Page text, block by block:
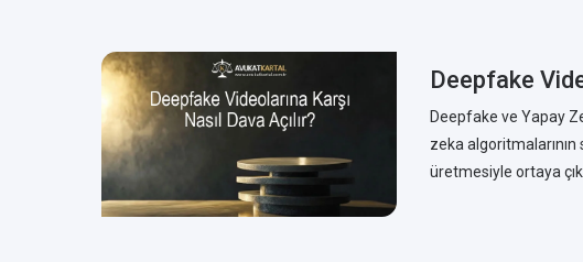
Deepfake
Deepfake ve Yapay
zeka
üretmesiyle ortaya